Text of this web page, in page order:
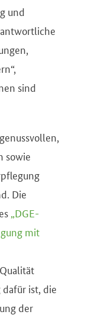
und
sind
sowie
Die
„DGE-
mit
dafür ist, die
der